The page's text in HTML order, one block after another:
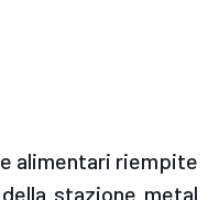
alimentari riempite
stazione metal